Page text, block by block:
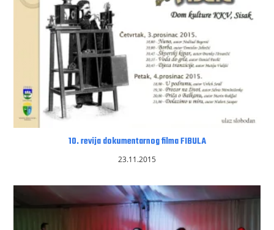
10. revija dokumentarnog filma FIBULA
23.11.2015